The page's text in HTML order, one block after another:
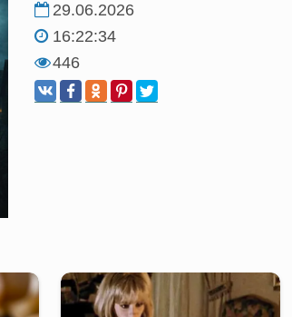
29.06.2026
16:22:34
446